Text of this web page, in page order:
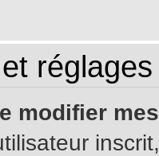
modifier